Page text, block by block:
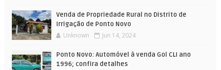
Venda de Propriedade Rural no Distrito de
Irrigação de Ponto Novo
Unknown Jun 14, 2024
Ponto Novo: Automóvel à venda Gol CLI ano
1996; confira detalhes